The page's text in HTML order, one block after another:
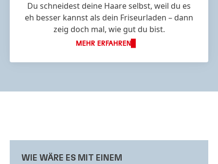
Du schneidest deine Haare selbst, weil du es
eh besser kannst als dein Friseurladen – dann
zeig doch mal, wie gut du bist.
MEHR ERFAHREN
WIE WÄRE ES MIT EINEM